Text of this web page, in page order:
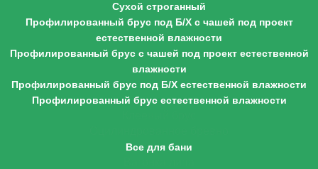
Сухой строганный
Профилированный брус под Б/Х с чашей под проект
естественной влажности
Профилированный брус с чашей под проект естественной
влажности
Профилированный брус под Б/Х естественной влажности
Профилированный брус естественной влажности
Все для бани